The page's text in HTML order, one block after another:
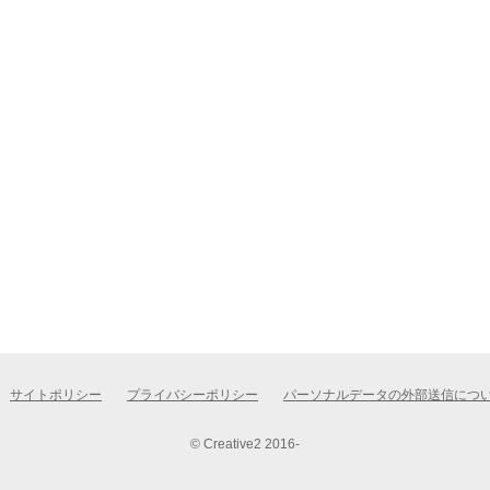
サイトポリシー プライバシーポリシー パーソナルデータの外部送信につ
© Creative2 2016-